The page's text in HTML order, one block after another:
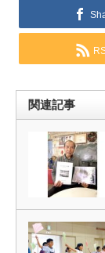
関連記事